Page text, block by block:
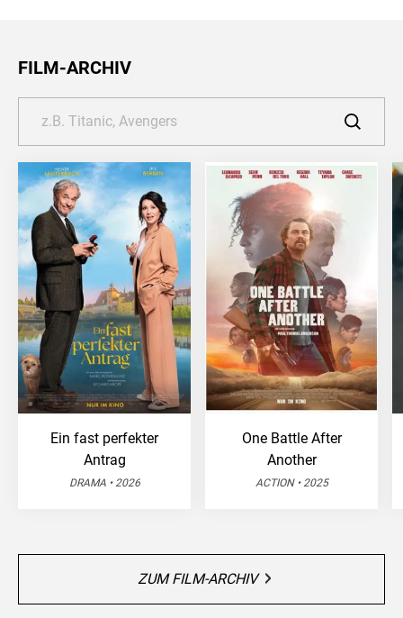
FILM-ARCHIV
Ein fast perfekter
Antrag
DRAMA • 2026
One Battle After
Another
ACTION • 2025
ZUM FILM-ARCHIV